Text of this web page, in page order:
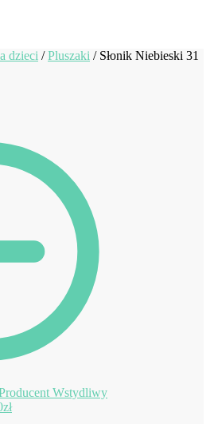
dzieci /Pluszaki / Słonik Niebieski 31
Wstydliwy
zł